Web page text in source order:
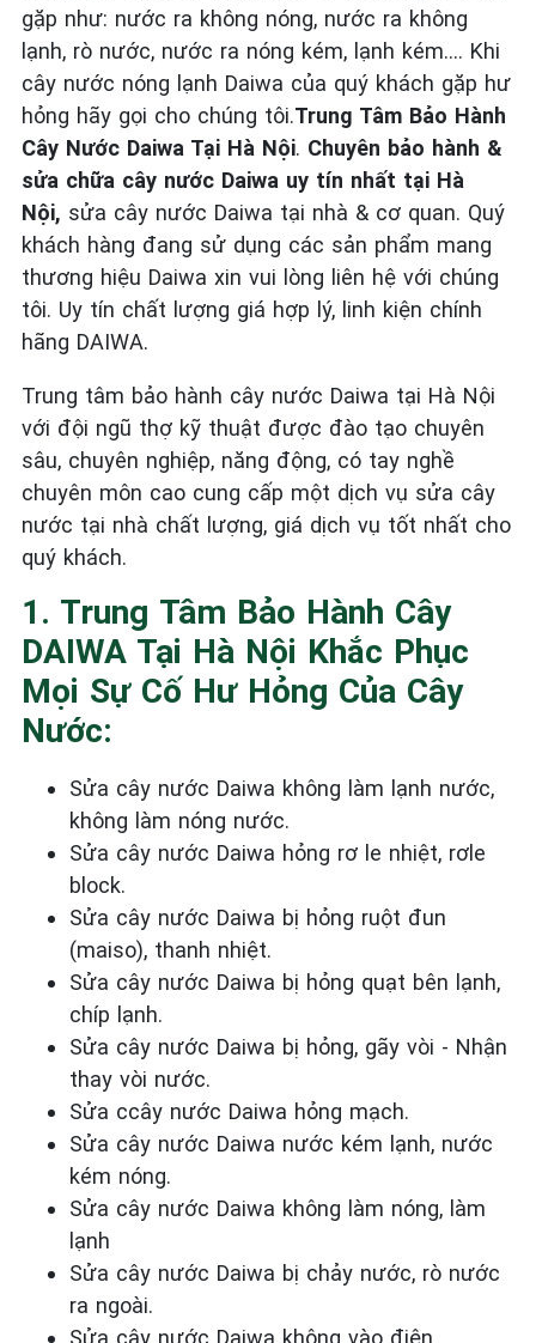
gặp như: nước ra không nóng, nước ra không
lạnh, rò nước, nước ra nóng kém, lạnh kém…. Khi
cây nước nóng lạnh Daiwa của quý khách gặp hư
hỏng hãy gọi cho chúng tôi.Trung Tâm Bảo Hành
Cây Nước Daiwa Tại Hà Nội. Chuyên bảo hành &
sửa chữa cây nước Daiwa uy tín nhất tại Hà
Nội, sửa cây nước Daiwa tại nhà & cơ quan. Quý
khách hàng đang sử dụng các sản phẩm mang
thương hiệu Daiwa xin vui lòng liên hệ với chúng
tôi. Uy tín chất lượng giá hợp lý, linh kiện chính
hãng DAIWA.
Trung tâm bảo hành cây nước Daiwa tại Hà Nội
với đội ngũ thợ kỹ thuật được đào tạo chuyên
sâu, chuyên nghiệp, năng động, có tay nghề
chuyên môn cao cung cấp một dịch vụ sửa cây
nước tại nhà chất lượng, giá dịch vụ tốt nhất cho
quý khách.
1. Trung Tâm Bảo Hành Cây
DAIWA Tại Hà Nội Khắc Phục
Mọi Sự Cố Hư Hỏng Của Cây
Nước:
Sửa cây nước Daiwa không làm lạnh nước,
không làm nóng nước.
Sửa cây nước Daiwa hỏng rơ le nhiệt, rơle
block.
Sửa cây nước Daiwa bị hỏng ruột đun
(maiso), thanh nhiệt.
Sửa cây nước Daiwa bị hỏng quạt bên lạnh,
chíp lạnh.
Sửa cây nước Daiwa bị hỏng, gãy vòi - Nhận
thay vòi nước.
Sửa ccây nước Daiwa hỏng mạch.
Sửa cây nước Daiwa nước kém lạnh, nước
kém nóng.
Sửa cây nước Daiwa không làm nóng, làm
lạnh
Sửa cây nước Daiwa bị chảy nước, rò nước
ra ngoài.
Sửa cây nước Daiwa không vào điện.